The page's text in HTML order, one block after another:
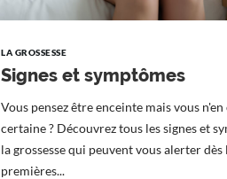
LA GROSSESSE
Signes et symptômes
Vous pensez être enceinte mais vous n'en
certaine ? Découvrez tous les signes et
la grossesse qui peuvent vous alerter dès
premières...